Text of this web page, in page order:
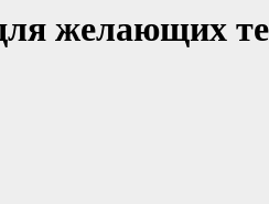
желающих